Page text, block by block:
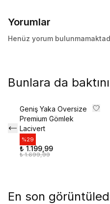
Yorumlar
Henüz yorum
Bunlara da
Geniş Yaka Oversize
Premium Gömlek
Lacivert
%29
₺ 1.199,99
₺ 1.699,99
En son